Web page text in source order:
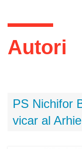
Eşti aici
Autori
PS Nichifor
vicar al